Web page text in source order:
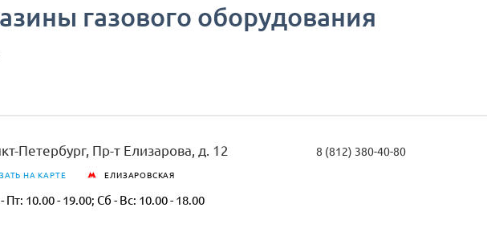
газового оборудования
Петербург, Пр-т Елизарова, д. 12
НА КАРТЕ ЕЛИЗАРОВСКАЯ
Пт: 10.00 - 19.00; Сб - Вс: 10.00 - 18.00
8 (812) 380-40-80